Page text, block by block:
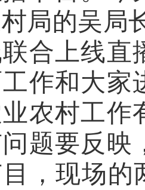
局的吴局
合上线直
作和大家
农村工作
题要反映
，现场的